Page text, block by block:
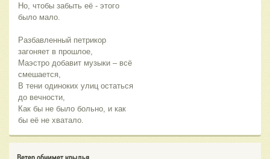
Но, чтобы забыть её - этого
было мало.
Разбавленный петрикор
загоняет в прошлое,
Маэстро добавит музыки – всё
смешается,
В тени одиноких улиц остаться
до вечности,
Как бы не было больно, и как
бы её не хватало.